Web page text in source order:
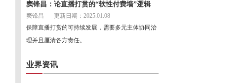
窦锋昌：论直播打赏的“软性付费墙”逻辑
窦锋昌
更新日期：2025.01.08
保障直播打赏的可持续发展，需要多元主体协同治
理并且厘清各方责任。
业界资讯